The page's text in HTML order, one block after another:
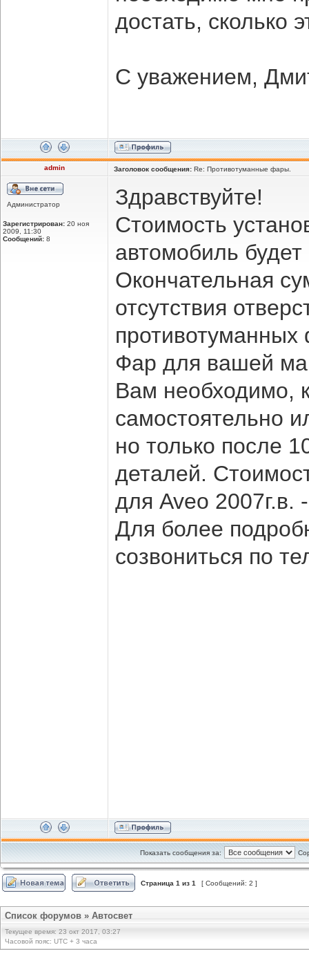
достать, сколько
С уважением,
admin Заголовок сообщения: Re: Противотуманные фары.
Администратор
Зарегистрирован: 20 ноя
2009, 11:30
Сообщений: 8
Здравствуйте!
Стоимость
автомобиль
Окончательная
отсутствия
Фар для вашей
Вам необходимо,
самостоятельно
но только после
деталей.
для Aveo 2007г.в.
Для более
созвониться по
Показать сообщения за:
Страница 1 из 1 [ Сообщений: 2 ]
Список форумов » Автосвет
Текущее время: 23 окт 2017, 03:27
Часовой пояс: UTC + 3 часа